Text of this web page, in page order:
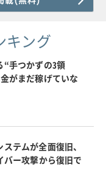
キング
“手つかずの3領
がまだ稼げていな
テムが全面復旧、
バー攻撃から復旧で